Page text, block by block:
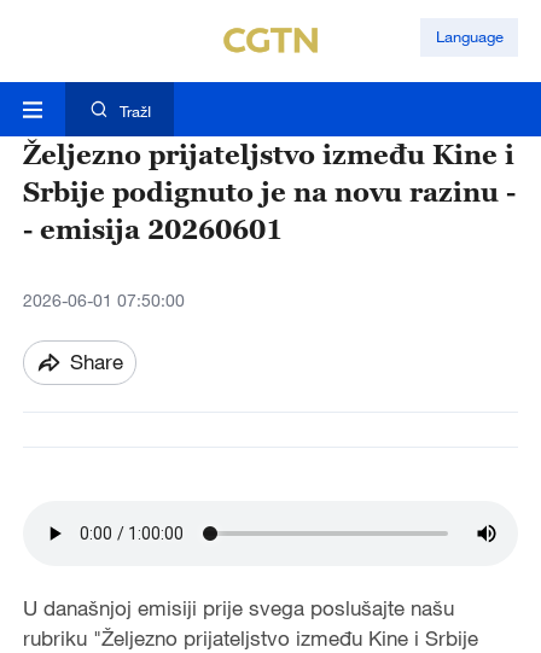
Language
TražI
Željezno prijateljstvo između Kine i
Srbije podignuto je na novu razinu -
- emisija 20260601
2026-06-01 07:50:00
Share
U današnjoj emisiji prije svega poslušajte našu
rubriku "Željezno prijateljstvo između Kine i Srbije